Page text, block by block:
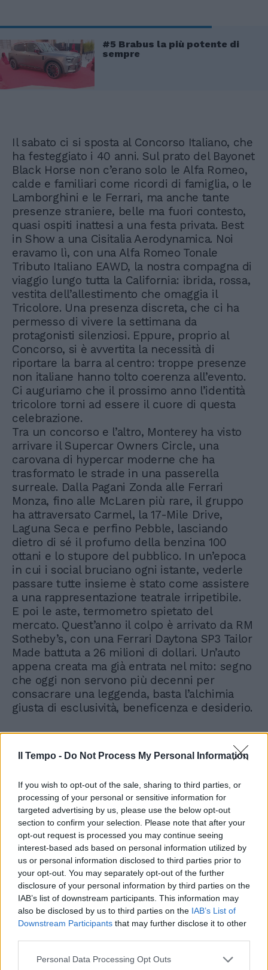
Il Tempo - Do Not Process My Personal Information
If you wish to opt-out of the sale, sharing to third parties, or
processing of your personal or sensitive information for
targeted advertising by us, please use the below opt-out
section to confirm your selection. Please note that after your
opt-out request is processed you may continue seeing
interest-based ads based on personal information utilized by
us or personal information disclosed to third parties prior to
your opt-out. You may separately opt-out of the further
disclosure of your personal information by third parties on the
IAB’s list of downstream participants. This information may
also be disclosed by us to third parties on the IAB’s List of
Downstream Participants that may further disclose it to other
Personal Data Processing Opt Outs
#5 Brabus la più potente di
sempre
Il sabato ci si sposta al Concorso Italiano, che
ha festeggiato i 40 anni. Sul prato del Bayonet
Black Horse non c’erano solo le Alfa Romeo,
calde e familiari come ricordi di famiglia, o le
Lamborghini e le Ferrari, ma anche tante
presenze straniere, belle ma fuori contesto,
quasi ospiti inattesi a una festa privata. Best
in Show a una Cisitalia Aerodynamica. Noi
eravamo lì, con una Alfa Romeo Tonale
Tributo Italiano EAWD, la nostra compagna di
viaggio lungo tutta la California: ibrida, rossa,
vestita dell’allestimento che omaggia il
Tricolore. Una presenza discreta, che ci ha
permesso di vivere la settimana da
protagonisti silenziosi. Eppure, proprio al
Concorso, si è avvertita la necessità di
riportare la barra al centro: troppe presenze
non italiane hanno tolto coerenza all’evento.
Ci auguriamo che il prossimo anno l’identità
tricolore torni ad essere il cuore di questa
celebrazione.
Tra un concorso e l’altro, Monterey ha visto
arrivare il Supercar Owners Circle, una
carovana di hypercar moderne che ha
trasformato le strade in una passerella
surreale. Dalla Pagani Zonda alle Ferrari
Monza, fino alle McLaren più rare, il gruppo
ha attraversato Carmel, la 17-Mile Drive,
Laguna Seca e perfino Pebble, lasciando
dietro di sé il profumo della benzina 100
ottani e lo stupore del pubblico. In un’epoca
in cui i social bruciano ogni istante, vederle
passare tutte insieme è stato come assistere
a una rappresentazione teatrale irripetibile.
E poi le aste, termometro spietato del
mercato. Quest’anno il colpo è arrivato da RM
Sotheby’s, con una Ferrari Daytona SP3 Tailor
Made battuta a 26 milioni di dollari. Un’auto
appena creata ma già entrata nel mito: segno
che oggi non servono più decenni per
consacrare una leggenda, basta l’alchimia
giusta di esclusività, beneficenza e desiderio.
Pan America il primo enduro
Infine, l’epilogo. Pebble Beach, con la sua
buca 18, è il santuario dove ogni Car Week
trova il suo compimento. Davanti all’oceano,
la Hispano-Suiza H6C Tulipwood del 1924 ha
conquistato il titolo di Best of Show. Una
scultura in legno e metallo che ha
attraversato un secolo per tornare a brillare,
tra cappelli aristocratici, giacche leggere e